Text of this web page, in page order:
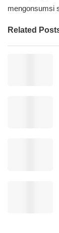
mengonsumsi
Related